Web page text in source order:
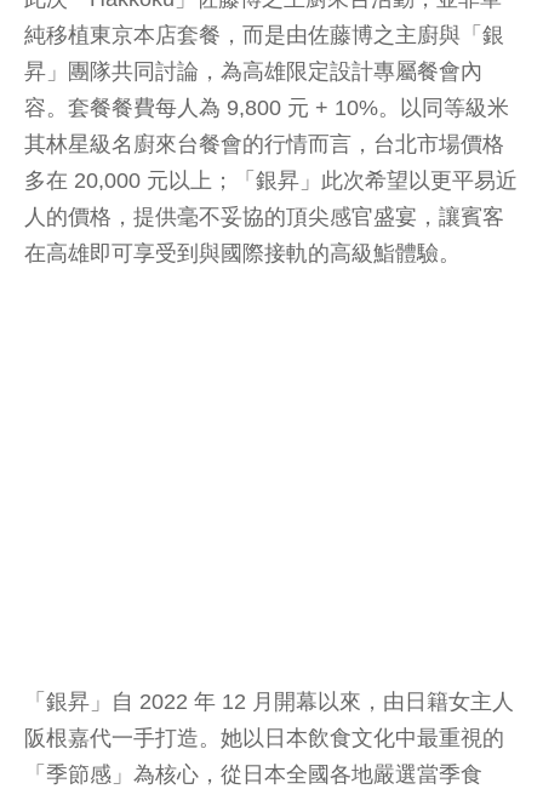
純移植東京本店套餐，而是由佐藤博之主廚與「銀
昇」團隊共同討論，為高雄限定設計專屬餐會內
容。套餐餐費每人為 9,800 元 + 10%。以同等級米
其林星級名廚來台餐會的行情而言，台北市場價格
多在 20,000 元以上；「銀昇」此次希望以更平易近
人的價格，提供毫不妥協的頂尖感官盛宴，讓賓客
在高雄即可享受到與國際接軌的高級鮨體驗。
「銀昇」自 2022 年 12 月開幕以來，由日籍女主人
阪根嘉代一手打造。她以日本飲食文化中最重視的
「季節感」為核心，從日本全國各地嚴選當季食